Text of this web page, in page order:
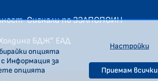
Сигнали по ЗЗЛПСПОИН
БДЖ” ЕАД
опцията
Информация за
опцията
Настройки
Приемам всички